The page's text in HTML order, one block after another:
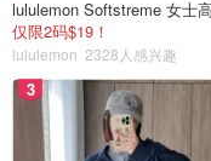
仅限2码$19！
lululemon 2328人感兴趣
3